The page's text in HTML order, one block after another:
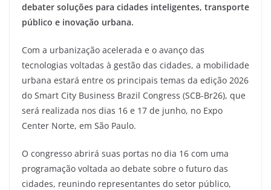
debater soluções para cidades inteligentes, transporte
público e inovação urbana.
Com a urbanização acelerada e o avanço das
tecnologias voltadas à gestão das cidades, a mobilidade
urbana estará entre os principais temas da edição 2026
do Smart City Business Brazil Congress (SCB-Br26), que
será realizada nos dias 16 e 17 de junho, no Expo
Center Norte, em São Paulo.
O congresso abrirá suas portas no dia 16 com uma
programação voltada ao debate sobre o futuro das
cidades, reunindo representantes do setor público,